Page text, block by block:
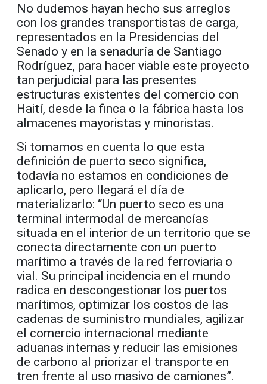
No dudemos hayan hecho sus arreglos
con los grandes transportistas de carga,
representados en la Presidencias del
Senado y en la senaduría de Santiago
Rodríguez, para hacer viable este proyecto
tan perjudicial para las presentes
estructuras existentes del comercio con
Haití, desde la finca o la fábrica hasta los
almacenes mayoristas y minoristas.
Si tomamos en cuenta lo que esta
definición de puerto seco significa,
todavía no estamos en condiciones de
aplicarlo, pero llegará el día de
materializarlo: “Un puerto seco es una
terminal intermodal de mercancías
situada en el interior de un territorio que se
conecta directamente con un puerto
marítimo a través de la red ferroviaria o
vial. Su principal incidencia en el mundo
radica en descongestionar los puertos
marítimos, optimizar los costos de las
cadenas de suministro mundiales, agilizar
el comercio internacional mediante
aduanas internas y reducir las emisiones
de carbono al priorizar el transporte en
tren frente al uso masivo de camiones”.